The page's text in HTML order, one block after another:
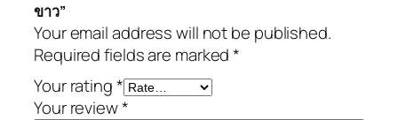
ขาว”
Your email address will not be published.
Required fields are marked*
Your rating*
Your review*